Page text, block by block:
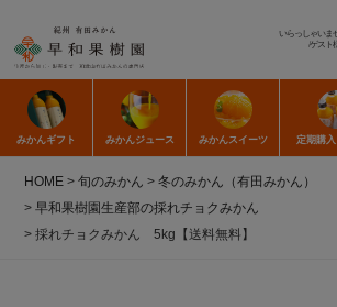
いらっしゃいま
/ゲスト
みかんギフト みかんジュース みかんスイーツ 定期購入
HOME 旬のみかん
冬のみかん（有田みかん）
早和果樹園生産部の採れチョクみかん
採れチョクみかん 5kg【送料無料】